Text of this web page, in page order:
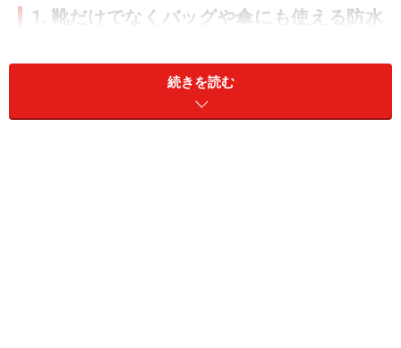
1. 靴だけでなくバッグや傘にも使える防水
無印良品 防水スプレー 790円（税込）
続きを読む